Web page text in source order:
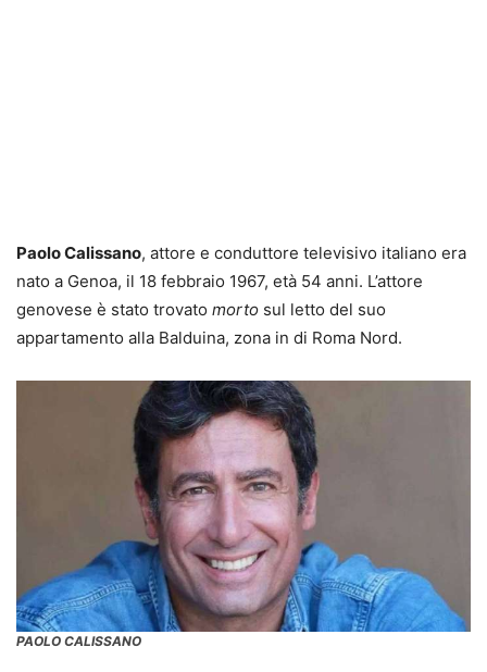
Paolo Calissano, attore e conduttore televisivo italiano era
nato a Genoa, il 18 febbraio 1967, età 54 anni. L’attore
genovese è stato trovato morto sul letto del suo
appartamento alla Balduina, zona in di Roma Nord.
PAOLO CALISSANO